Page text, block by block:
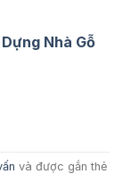
Nhà Gỗ
và được gắn thẻ